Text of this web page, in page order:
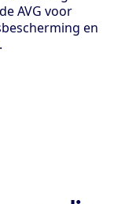
AVG voor
en